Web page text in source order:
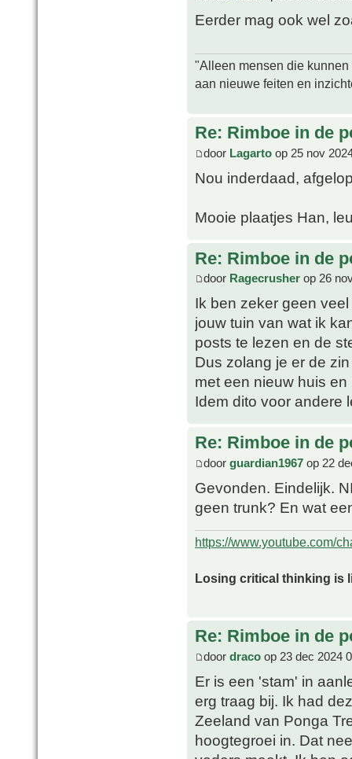
Eerder mag ook wel
"Alleen mensen die
aan nieuwe feiten en
Re: Rimboe in de
door Lagarto op 25 nov
Nou inderdaad,
Mooie plaatjes Han,
Re: Rimboe in de
door Ragecrusher op 26
Ik ben zeker geen
jouw tuin van wat ik
posts te lezen en de
Dus zolang je er de
met een nieuw huis
Idem dito voor andere
Re: Rimboe in de
door guardian1967 op 22
Gevonden. Eindelijk.
geen trunk? En wat
https://www.youtube.com/
Losing critical thinking is
Re: Rimboe in de
door draco op 23 dec 2024
Er is een 'stam' in
erg traag bij. Ik had
Zeeland van Ponga
hoogtegroei in. Dat